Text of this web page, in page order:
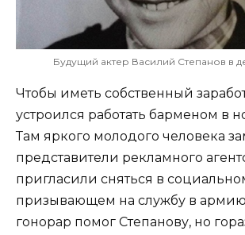
Будущий актер Василий Степанов в
Чтобы иметь собственный
устроился работать барменом в
Там яркого молодого человека
представители рекламного
пригласили сняться в
призывающем на службу в
гонорар помог Степанову, но